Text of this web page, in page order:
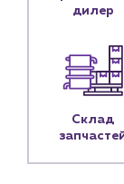
Сервис
Доставка
дилер
Склад